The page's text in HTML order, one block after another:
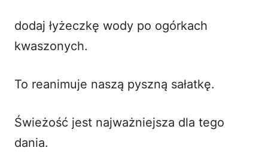
dodaj łyżeczkę wody po ogórkach
kwaszonych.
To reanimuje naszą pyszną sałatkę.
Świeżość jest najważniejsza dla tego
dania.